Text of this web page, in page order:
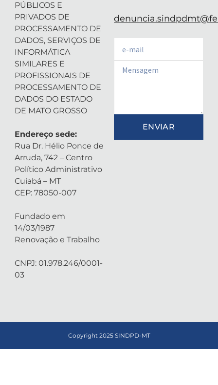
PÚBLICOS E
PRIVADOS DE
PROCESSAMENTO DE
DADOS, SERVIÇOS DE
INFORMÁTICA
SIMILARES E
PROFISSIONAIS DE
PROCESSAMENTO DE
DADOS DO ESTADO
DE MATO GROSSO
Endereço sede:
Rua Dr. Hélio Ponce de
Arruda, 742 – Centro
Político Administrativo
Cuiabá – MT
CEP: 78050-007
Fundado em
14/03/1987
Renovação e Trabalho
CNPJ: 01.978.246/0001-
03
Email
ENVIAR
Copyright 2025 SINDPD-MT